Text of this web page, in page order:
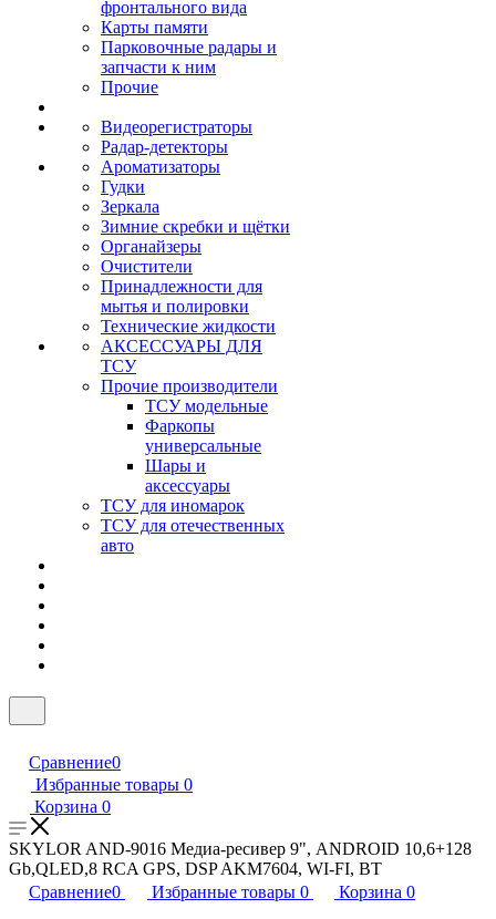
фронтального вида
Карты памяти
Парковочные радары и
запчасти к ним
Прочие
Видеорегистраторы
Радар-детекторы
Ароматизаторы
Гудки
Зеркала
Зимние скребки и щётки
Органайзеры
Очистители
Принадлежности для
мытья и полировки
Технические жидкости
АКСЕССУАРЫ ДЛЯ
ТСУ
Прочие производители
ТСУ модельные
Фаркопы
универсальные
Шары и
аксессуары
ТСУ для иномарок
ТСУ для отечественных
авто
Сравнение0
Избранные товары 0
Корзина 0
SKYLOR AND-9016 Медиа-ресивер 9", ANDROID 10,6+128
Gb,QLED,8 RCA GPS, DSP AKM7604, WI-FI, BT
Сравнение0 Избранные товары 0 Корзина 0